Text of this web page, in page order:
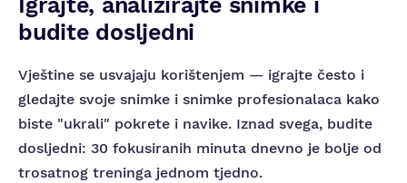
budite dosljedni
Vještine se usvajaju korištenjem — igrajte često i
gledajte svoje snimke i snimke profesionalaca kako
biste "ukrali" pokrete i navike. Iznad svega, budite
dosljedni: 30 fokusiranih minuta dnevno je bolje od
trosatnog treninga jednom tjedno.